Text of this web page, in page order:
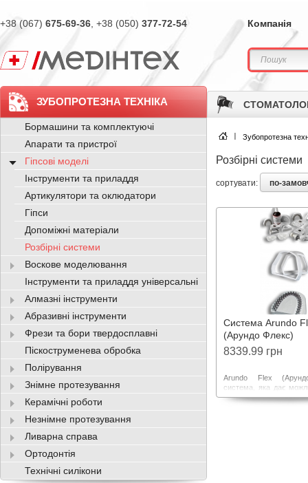
Компанія
+38 (067) 675-69-36 , +38 (050) 377-72-54
Зубопротезна
Розбірні системи
сортувати: по-
Система Arundo
(Арундо Флекс)
вигот.безштифт.
8339.99 грн
Arundo Flex
система, яка дає
економити час та
ЗУБОПРОТЕЗНА ТЕХНІКА
Бормашини та комплектуючі
Апарати та пристрої
Гіпсові моделі
Інструменти та приладдя
Артикулятори та оклюдатори
Гіпси
Допоміжні матеріали
Розбірні системи
Воскове моделювання
Інструменти та приладдя універсальні
Алмазні інструменти
Абразивні інструменти
Фрези та бори твердосплавні
Піскоструменева обробка
Полірування
Знімне протезування
Керамічні роботи
Незнімне протезування
Ливарна справа
Ортодонтія
Технічні силікони